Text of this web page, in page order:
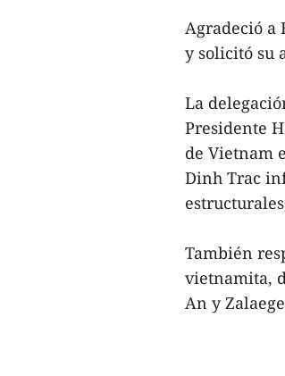
Agradeció a
y solicitó su
La
Presidente
de Vietnam
Dinh Trac
También
vietnamita,
An y